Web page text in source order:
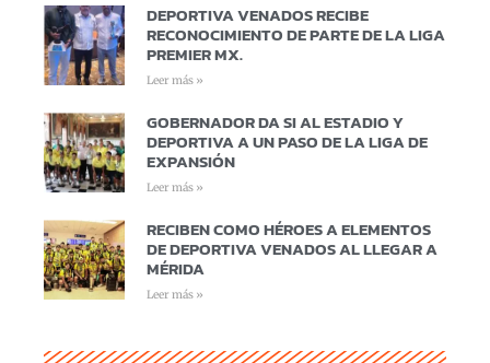
DEPORTIVA VENADOS RECIBE
RECONOCIMIENTO DE PARTE DE LA LIGA
PREMIER MX.
Leer más »
GOBERNADOR DA SI AL ESTADIO Y
DEPORTIVA A UN PASO DE LA LIGA DE
EXPANSIÓN
Leer más »
RECIBEN COMO HÉROES A ELEMENTOS
DE DEPORTIVA VENADOS AL LLEGAR A
MÉRIDA
Leer más »